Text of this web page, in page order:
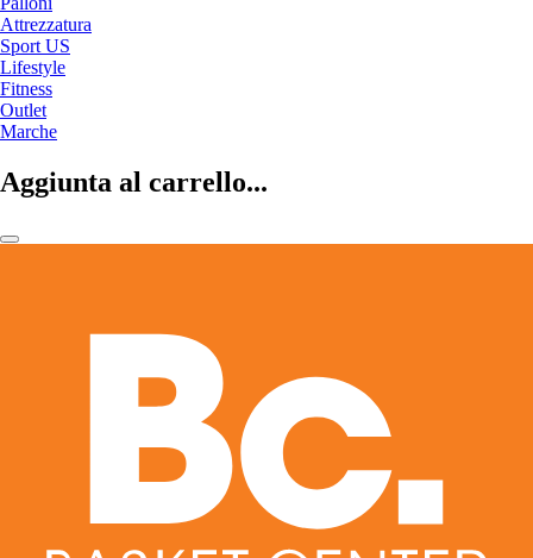
Attrezzatura
Sport US
Lifestyle
Fitness
Outlet
Marche
Aggiunta al carrello...